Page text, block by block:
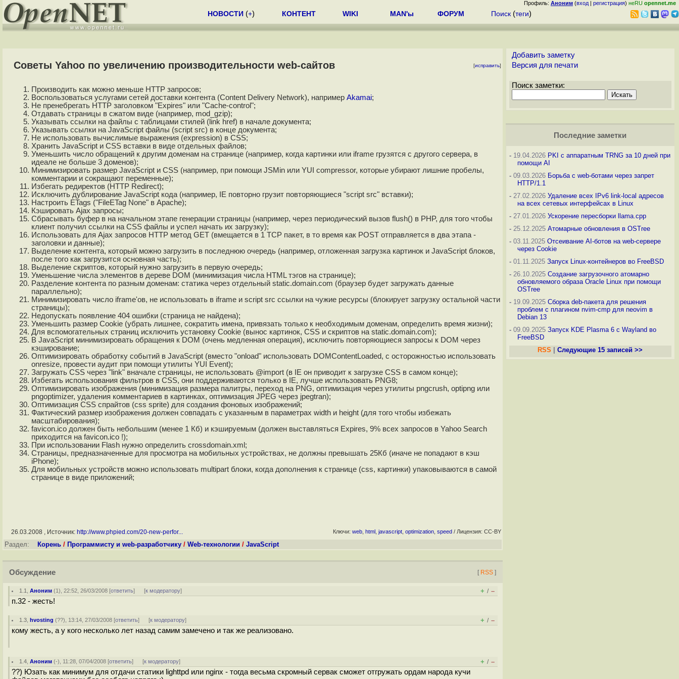
Профиль: Аноним (вход | регистрация) неRU opennet.me
НОВОСТИ (+) КОНТЕНТ WIKI MAN'ы ФОРУМ Поиск (теги)
Советы Yahoo по увеличению производительности web-сайтов [исправить]
Производить как можно меньше HTTP запросов;
Воспользоваться услугами сетей доставки контента (Content Delivery Network), например Akamai;
Не пренебрегать HTTP заголовком "Expires" или "Cache-control";
Отдавать страницы в сжатом виде (например, mod_gzip);
Указывать ссылки на файлы с таблицами стилей (link href) в начале документа;
Указывать ссылки на JavaScript файлы (script src) в конце документа;
Не использовать вычислимые выражения (expression) в CSS;
Хранить JavaScript и CSS вставки в виде отдельных файлов;
Уменьшить число обращений к другим доменам на странице (например, когда картинки или iframe грузятся с другого сервера, в
идеале не больше 3 доменов);
Минимизировать размер JavaScript и CSS (например, при помощи JSMin или YUI compressor, которые убирают лишние пробелы,
комментарии и сокращают переменные);
Избегать редиректов (HTTP Redirect);
Исключить дублирование JavaScript кода (например, IE повторно грузит повторяющиеся "script src" вставки);
Настроить ETags ("FileETag None" в Apache);
Кэшировать Ajax запросы;
Сбрасывать буфер в на начальном этапе генерации страницы (например, через периодический вызов flush() в PHP, для того чтобы
клиент получил ссылки на CSS файлы и успел начать их загрузку);
Использовать для Ajax запросов HTTP метод GET (вмещается в 1 TCP пакет, в то время как POST отправляется в два этапа -
заголовки и данные);
Выделение контента, который можно загрузить в последнюю очередь (например, отложенная загрузка картинок и JavaScript блоков,
после того как загрузится основная часть);
Выделение скриптов, который нужно загрузить в первую очередь;
Уменьшение числа элементов в дереве DOM (минимизация числа HTML тэгов на странице);
Разделение контента по разным доменам: статика через отдельный static.domain.com (браузер будет загружать данные
параллельно);
Минимизировать число iframe'ов, не использовать в iframe и script src ссылки на чужие ресурсы (блокирует загрузку остальной части
страницы);
Недопускать появление 404 ошибки (страница не найдена);
Уменьшить размер Cookie (убрать лишнее, сократить имена, привязать только к необходимым доменам, определить время жизни);
Для вспомогательных страниц исключить установку Cookie (вынос картинок, CSS и скриптов на static.domain.com);
В JavaScript минимизировать обращения к DOM (очень медленная операция), исключить повторяющиеся запросы к DOM через
кэширование;
Оптимизировать обработку событий в JavaScript (вместо "onload" использовать DOMContentLoaded, с осторожностью использовать
onresize, провести аудит при помощи утилиты YUI Event);
Загружать CSS через "link" вначале страницы, не использовать @import (в IE он приводит к загрузке CSS в самом конце);
Избегать использования фильтров в CSS, они поддерживаются только в IE, лучше использовать PNG8;
Оптимизировать изображения (минимизация размера палитры, переход на PNG, оптимизация через утилиты pngcrush, optipng или
pngoptimizer, удаления комментариев в картинках, оптимизация JPEG через jpegtran);
Оптимизация CSS спрайтов (css sprite) для создания фоновых изображений;
Фактический размер изображения должен совпадать с указанным в параметрах width и height (для того чтобы избежать
масштабирования);
favicon.ico должен быть небольшим (менее 1 Кб) и кэшируемым (должен выставляться Expires, 9% всех запросов в Yahoo Search
приходится на favicon.ico !);
При использовании Flash нужно определить crossdomain.xml;
Страницы, предназначенные для просмотра на мобильных устройствах, не должны превышать 25Кб (иначе не попадают в кэш
iPhone);
Для мобильных устройств можно использовать multipart блоки, когда дополнения к странице (css, картинки) упаковываются в самой
странице в виде приложений;
26.03.2008 , Источник: http://www.phpied.com/20-new-perfor... Ключи: web html javascript optimization speed / Лицензия: CC-BY
Раздел: Корень / Программисту и web-разработчику / Web-технологии / JavaScript
Обсуждение [ RSS ]
1.1 ,Аноним (1), 22:52, 26/03/2008 [ответить] [к модератору] + / –
п.32 - жесть!
1.3 ,hvosting (??), 13:14, 27/03/2008 [ответить] [к модератору] + / –
кому жесть, а у кого несколько лет назад самим замечено и так же реализовано.
1.4 ,Аноним (-), 11:28, 07/04/2008 [ответить] [к модератору] + / –
??) Юзать как минимум для отдачи статики lighttpd или nginx - тогда весьма скромный сервак сможет отгружать ордам народа кучи
Добавить заметку
Версия для печати
Поиск заметки:
Последние заметки
-19.04.2026 PKI с аппаратным TRNG за 10 дней при
помощи AI
-09.03.2026 Борьба с web-ботами через запрет
HTTP/1.1
-27.02.2026 Удаление всех IPv6 link-local адресов
на всех сетевых интерфейсах в Linux
-27.01.2026 Ускорение пересборки llama.cpp
-25.12.2025 Атомарные обновления в OSTree
-03.11.2025 Отсеивание AI-ботов на web-сервере
через Cookie
-01.11.2025 Запуск Linux-контейнеров во FreeBSD
-26.10.2025 Создание загрузочного атомарно
обновляемого образа Oracle Linux при помощи
OSTree
-19.09.2025 Сборка deb-пакета для решения
проблем с плагином nvim-cmp для neovim в
Debian 13
-09.09.2025 Запуск KDE Plasma 6 с Wayland во
FreeBSD
RSS
Следующие 15 записей >>